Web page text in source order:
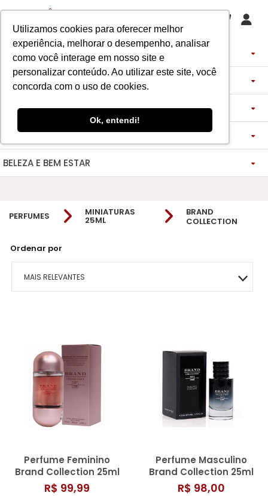
Utilizamos cookies para oferecer melhor
experiência, melhorar o desempenho, analisar
como você interage em nosso site e
personalizar conteúdo. Ao utilizar este site, você
concorda com o uso de cookies.
Ok, entendi!
PERFUMES
IMPORTADOS
FEMININO
MASCULINO
ÁRABES
FEMININO
MASCULINO
SEMI SELETIVO
FEMININO
-------------
FEMININO
MASCULINO
MINIATURAS 25ML
BRAND COLLECTION
ÁRABE COLLECTION
BODY SPLASH
HIDRATANTES
DECANTS
DECANTS DE LUXO
DECANTS ÁRABES
DESCOBERTAS
ASSINATURA DE PERFUME
ASSINATURA ROUPA
BLAZER
VESTIDOS
BOLSAS
MAQUIAGENS
LADY BEAUTY
ROSTO
BOCA
OLHOS
ROSTO
RUBY ROSE
BOCA
OLHOS
MELU
BOCA
MACRILAN
BELEZA E BEM ESTAR
MAGNUS - ENERGIA
FEM-SAÚDE MULHER
HOMO – VIGOR
NOSSO DIFERENCIAL
TECNOLOGIA MICELIZAÇÃO
DETOX ESSENCE
MAIS VITALIDADE
SONO TRANQUILO
CORAÇÃO SADIO
METABOLISMO
RESPIRAÇÃO LIVRE
FORÇA CORPORAL
FORÇA CAPILAR
FOCO MENTAL
PERFUMES MINIATURAS
25ML
BRAND
COLLECTION
Ordenar por
MAIS RELEVANTES
MAIOR PREÇO
A - Z
Perfume Feminino
Brand Collection 25ml
N° 194
R$ 99,99
Perfume Masculino
Brand Collection 25ml
N° 100
R$ 98,00